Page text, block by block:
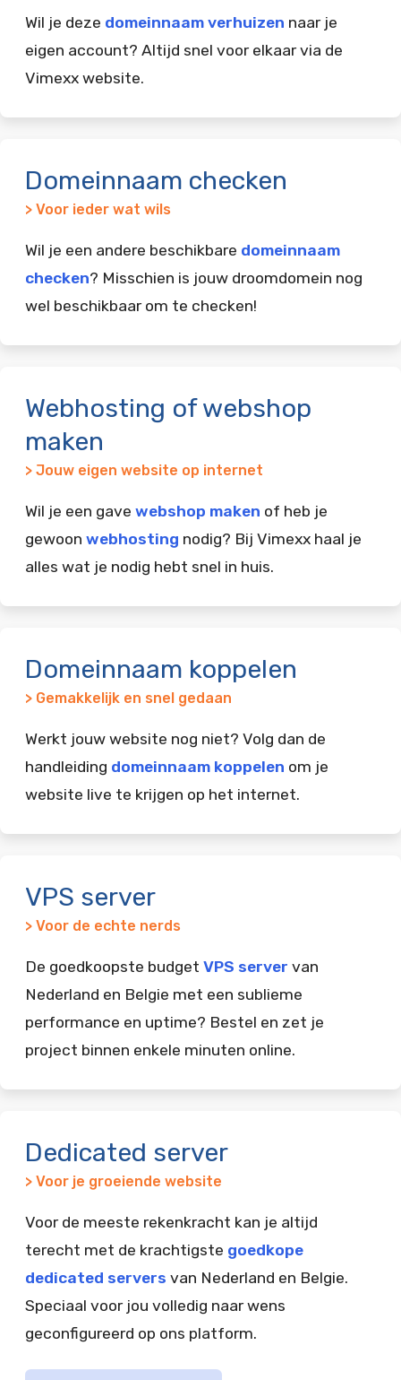
Wil je deze domeinnaam verhuizen naar je
eigen account? Altijd snel voor elkaar via de
Vimexx website.
Domeinnaam checken
> Voor ieder wat wils
Wil je een andere beschikbare domeinnaam
checken? Misschien is jouw droomdomein nog
wel beschikbaar om te checken!
Webhosting of webshop
maken
> Jouw eigen website op internet
Wil je een gave webshop maken of heb je
gewoon webhosting nodig? Bij Vimexx haal je
alles wat je nodig hebt snel in huis.
Domeinnaam koppelen
> Gemakkelijk en snel gedaan
Werkt jouw website nog niet? Volg dan de
handleiding domeinnaam koppelen om je
website live te krijgen op het internet.
VPS server
> Voor de echte nerds
De goedkoopste budget VPS server van
Nederland en Belgie met een sublieme
performance en uptime? Bestel en zet je
project binnen enkele minuten online.
Dedicated server
> Voor je groeiende website
Voor de meeste rekenkracht kan je altijd
terecht met de krachtigste goedkope
dedicated servers van Nederland en Belgie.
Speciaal voor jou volledig naar wens
geconfigureerd op ons platform.